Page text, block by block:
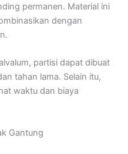
permanen. Material ini
dengan
partisi dapat dibuat
tahan lama. Selain itu,
waktu dan biaya
Gantung